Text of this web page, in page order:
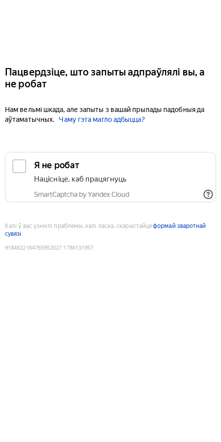
Пацвердзіце, што запыты адпраўлялі вы, а
не робат
Нам вельмі шкада, але запыты з вашай прылады падобныя да
аўтаматычных.
Чаму гэта магло адбыцца?
Я не робат
Націсніце, каб працягнуць
SmartCaptcha by Yandex Cloud
Калі ў вас узніклі праблемы, калі ласка, скарыстайцеформай зваротнай
сувязі
9184822164765952027:1786131957